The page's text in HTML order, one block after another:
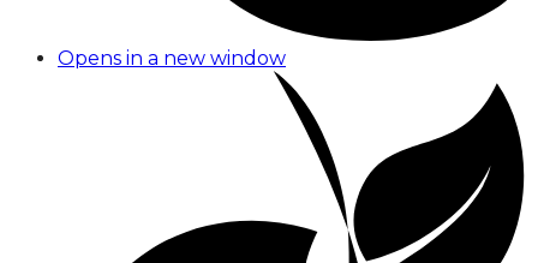
Opens in a new window